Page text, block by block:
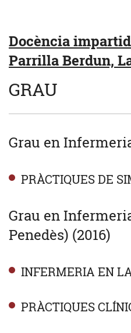
Docència
Parrilla Berdun,
GRAU
Grau en
PRÀCTIQUES DE
Grau en
Penedès) (2016)
INFERMERIA EN
PRÀCTIQUES